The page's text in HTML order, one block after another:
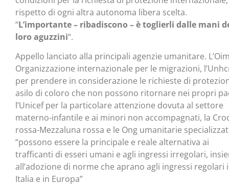
rispetto di ogni altra autonoma libera scelta.
“L’importante – ribadiscono – è toglierli dalle mani
loro aguzzini“.
Appello lanciato alla principali agenzie umanitare.
Organizzazione internazionale per le migrazioni,
per prendere in considerazione le richieste di
asilo di coloro che non possono ritornare nei propri
l’Unicef per la particolare attenzione dovuta al settore
materno-infantile e ai minori non accompagnati, la
rossa-Mezzaluna rossa e le Ong umanitarie
“possono essere la principale e reale alternativa ai
trafficanti di esseri umani e agli ingressi irregolari,
all’adozione di norme che aprano agli ingressi regolari
Italia e in Europa”